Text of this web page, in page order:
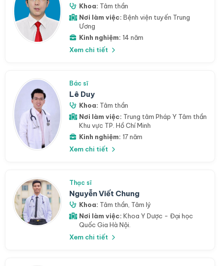
Khoa: Tâm thần
Nơi làm việc: Bệnh viện tuyến Trung
Ương
Kinh nghiệm: 14 năm
Xem chi tiết
Bác sĩ
Lê Duy
Khoa: Tâm thần
Nơi làm việc: Trung tâm Pháp Y Tâm thần
Khu vực TP. Hồ Chí Minh
Kinh nghiệm: 17 năm
Xem chi tiết
Thạc sĩ
Nguyễn Viết Chung
Khoa: Tâm thần Tâm lý
Nơi làm việc: Khoa Y Dược - Đại học
Quốc Gia Hà Nội.
Xem chi tiết